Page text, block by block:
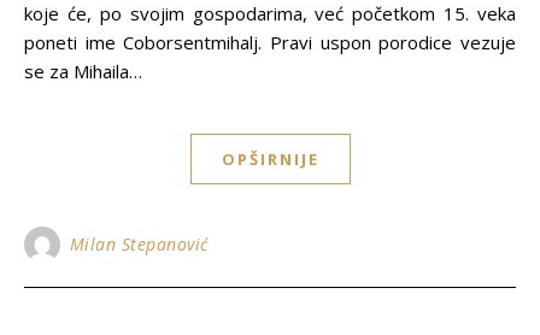
koje će, po svojim gospodarima, već početkom 15. veka
poneti ime Coborsentmihalj. Pravi uspon porodice vezuje
se za Mihaila…
OPŠIRNIJE
Milan Stepanović